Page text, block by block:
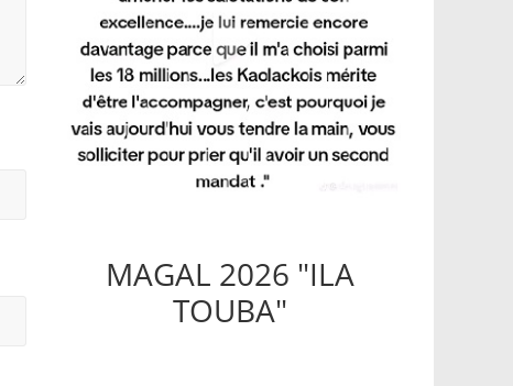
MAGAL 2026 "ILA
TOUBA"